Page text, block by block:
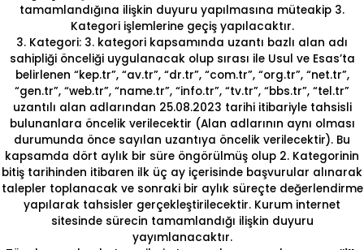
tamamlandığına ilişkin duyuru yapılmasına müteakip 3.
Kategori işlemlerine geçiş yapılacaktır.
3. Kategori: 3. kategori kapsamında uzantı bazlı alan adı
sahipliği önceliği uygulanacak olup sırası ile Usul ve Esas’ta
belirlenen “kep.tr”, “av.tr”, “dr.tr”, “com.tr”, “org.tr”, “net.tr”,
“gen.tr”, “web.tr”, “name.tr”, “info.tr”, “tv.tr”, “bbs.tr”, “tel.tr”
uzantılı alan adlarından 25.08.2023 tarihi itibariyle tahsisli
bulunanlara öncelik verilecektir (Alan adlarının aynı olması
durumunda önce sayılan uzantıya öncelik verilecektir). Bu
kapsamda dört aylık bir süre öngörülmüş olup 2. Kategorinin
bitiş tarihinden itibaren ilk üç ay içerisinde başvurular alınarak
talepler toplanacak ve sonraki bir aylık süreçte değerlendirme
yapılarak tahsisler gerçekleştirilecektir. Kurum internet
sitesinde sürecin tamamlandığı ilişkin duyuru
yayımlanacaktır.